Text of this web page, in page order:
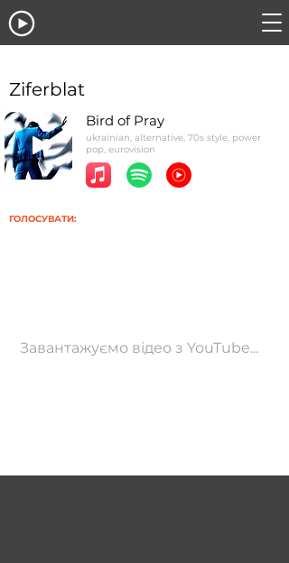
Ziferblat
Bird of Pray
ukrainian, alternative, 70s style, power
pop, eurovision
ГОЛОСУВАТИ:
Завантажуємо відео з YouTube...